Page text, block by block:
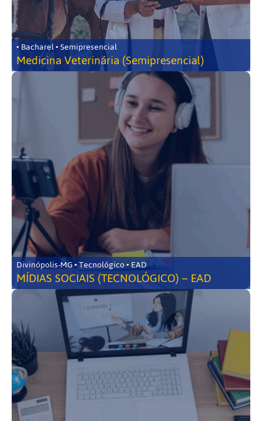
• Bacharel • Semipresencial
Medicina Veterinária (Semipresencial)
Divinópolis-MG • Tecnológico • EAD
MÍDIAS SOCIAIS (TECNOLÓGICO) – EAD